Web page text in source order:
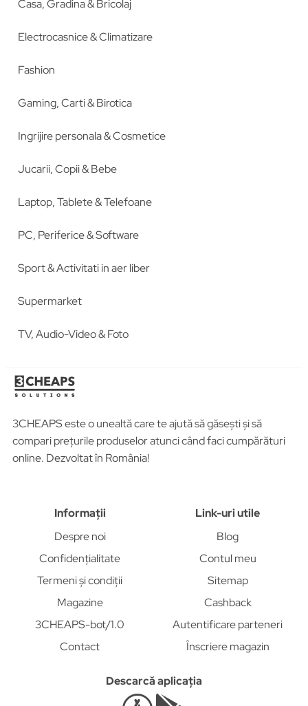
Casa, Gradina & Bricolaj
Electrocasnice & Climatizare
Fashion
Gaming, Carti & Birotica
Ingrijire personala & Cosmetice
Jucarii, Copii & Bebe
Laptop, Tablete & Telefoane
PC, Periferice & Software
Sport & Activitati in aer liber
Supermarket
TV, Audio-Video & Foto
3CHEAPS este o unealtă care te ajută să găsești și să
compari prețurile produselor atunci când faci cumpărături
online. Dezvoltat în România!
Informații
Despre noi
Confidențialitate
Termeni și condiții
Magazine
3CHEAPS-bot/1.0
Contact
Link-uri utile
Blog
Contul meu
Sitemap
Cashback
Autentificare parteneri
Înscriere magazin
Descarcă aplicația